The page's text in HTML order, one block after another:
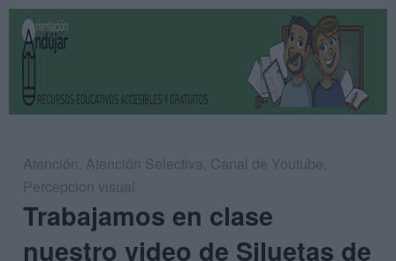
Atención, Atención Selectiva, Canal de Youtube,
Percepcion visual
Trabajamos en clase
nuestro video de Siluetas de